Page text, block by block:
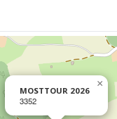
MOSTTOUR 2026
3352
×